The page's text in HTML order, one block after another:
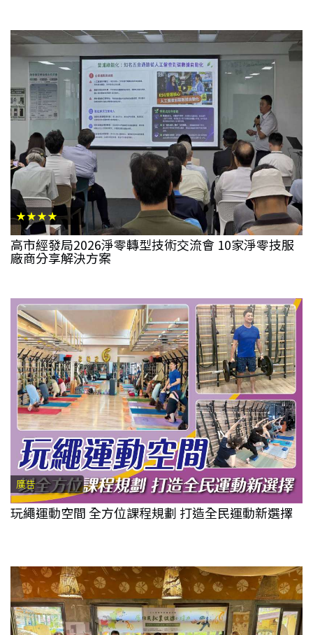
★★★★
高市經發局2026淨零轉型技術交流會 10家淨零技服
廠商分享解決方案
廣告
玩繩運動空間 全方位課程規劃 打造全民運動新選擇